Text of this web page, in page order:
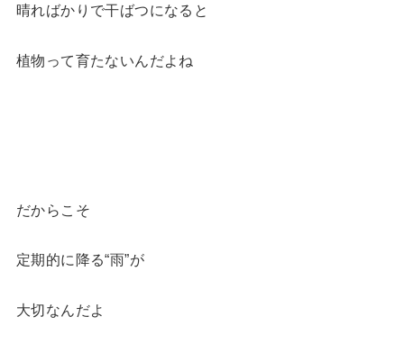
晴ればかりで干ばつになると
植物って育たないんだよね
だからこそ
定期的に降る“雨”が
大切なんだよ